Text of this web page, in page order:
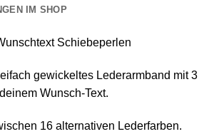
IM SHOP
Schiebeperlen
gewickeltes Lederarmband mit 3
Wunsch-Text.
16 alternativen Lederfarben.